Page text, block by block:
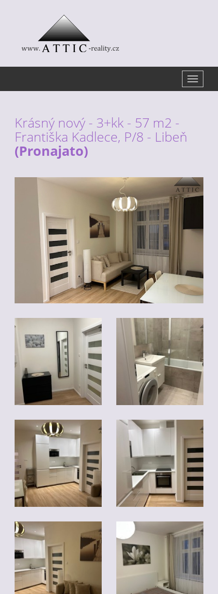
Toggle
Krásný nový - 3+kk - 57 m2 -
Františka Kadlece, P/8 - Libeň
(Pronajato)